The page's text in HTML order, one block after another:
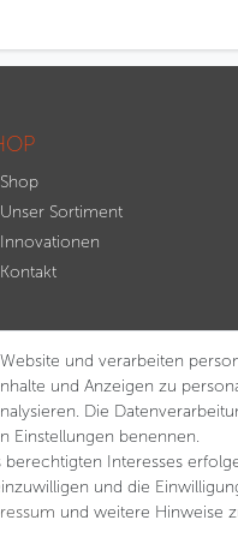
Shop
Unser Sortiment
Innovationen
Kontakt
und verarbeiten
und Anzeigen zu
Die
Einstellungen benennen.
Interesses
und die
und weitere Hinweise